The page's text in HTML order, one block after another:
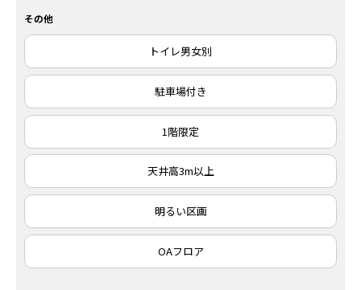
その他
トイレ男女別
駐車場付き
1階限定
天井高3m以上
明るい区画
OAフロア